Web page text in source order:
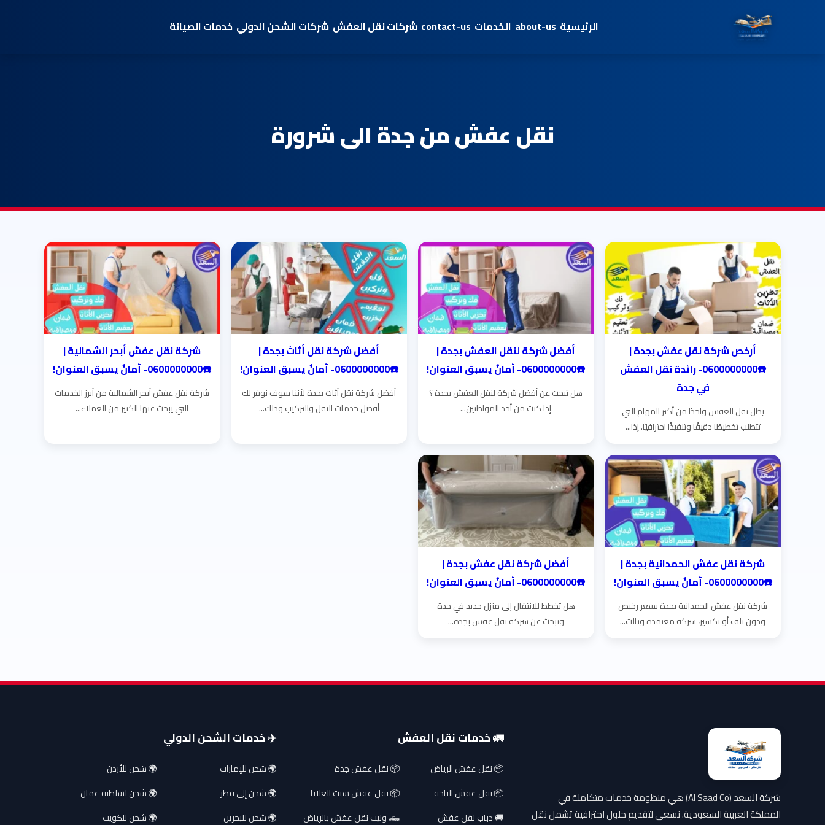
الرئيسية about-us الخدمات contact-us شركات نقل العفش شركات الشحن الدولي خدمات الصيانة
نقل عفش من جدة الى شرورة
أرخص شركة نقل عفش بجدة |
☎️0600000000- رائدة نقل العفش
في جدة
يظل نقل العفش واحدًا من أكثر المهام التي
تتطلب تخطيطًا دقيقًا وتنفيذًا احترافيًا. إذا...
أفضل شركة لنقل العفش بجدة |
☎️0600000000- أمانٌ يسبق العنوان!
هل تبحث عن أفضل شركة لنقل العفش بجدة ؟
إذا كنت من أحد المواطنين...
أفضل شركة نقل أثاث بجدة |
☎️0600000000- أمانٌ يسبق العنوان!
أفضل شركة نقل أثاث بجدة لأننا سوف نوفر لك
أفضل خدمات النقل والتركيب وذلك...
شركة نقل عفش أبحر الشمالية |
☎️0600000000- أمانٌ يسبق العنوان!
شركة نقل عفش أبحر الشمالية من أبرز الخدمات
التي يبحث عنها الكثير من العملاء...
شركة نقل عفش الحمدانية بجدة |
☎️0600000000- أمانٌ يسبق العنوان!
شركة نقل عفش الحمدانية بجدة بسعر رخيص
ودون تلف أو تكسير، شركة معتمدة ونالت...
أفضل شركة نقل عفش بجدة |
☎️0600000000- أمانٌ يسبق العنوان!
هل تخطط للانتقال إلى منزل جديد في جدة
وتبحث عن شركة نقل عفش بجدة...
شركة السعد (Al Saad Co) هي منظومة خدمات متكاملة في
المملكة العربية السعودية. نسعى لتقديم حلول احترافية تشمل نقل
🚛 خدمات نقل العفش
📦 نقل عفش الرياض
📦 نقل عفش جدة
📦 نقل عفش الباحة
📦 نقل عفش سبت العلايا
🚚 دباب نقل عفش
🛻 ونيت نقل عفش بالرياض
✈️ خدمات الشحن الدولي
🌍 شحن للإمارات
🌍 شحن للأردن
🌍 شحن إلى قطر
🌍 شحن لسلطنة عمان
🌍 شحن للبحرين
🌍 شحن للكويت